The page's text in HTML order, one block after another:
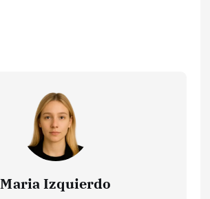
Maria Izquierdo